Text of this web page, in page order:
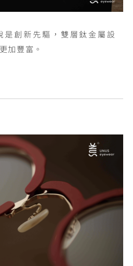
是創新先驅，雙層鈦金屬設
加豐富。